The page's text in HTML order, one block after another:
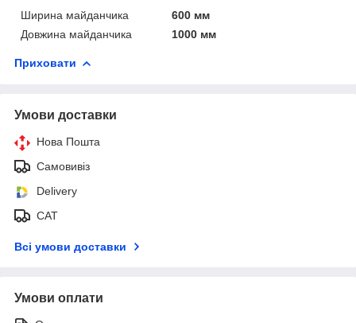
Ширина майданчика
600 мм
Довжина майданчика
1000 мм
Приховати
Умови доставки
Нова Пошта
Самовивіз
Delivery
САТ
Всі умови доставки
Умови оплати